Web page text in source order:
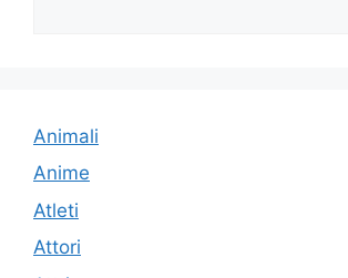
Animali
Anime
Atleti
Attori